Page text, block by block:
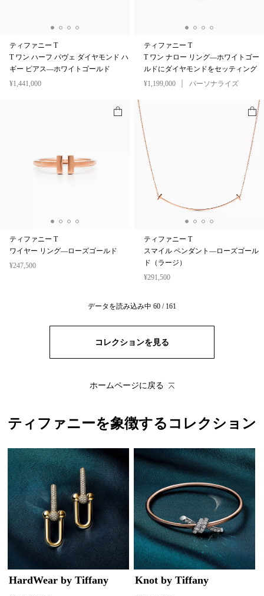
ティファニー T
T ワン ハーフ パヴェ ダイヤモンド ハ
ギー ピアス—ホワイトゴールド
¥1,441,000
ティファニー T
T ワン ナロー リング—ホワイトゴー
ルドにダイヤモンドをセッティング
¥1,199,000
パーソナライズ
ティファニー T
ワイヤー リング—ローズゴールド
¥247,500
ティファニー T
スマイル ペンダント—ローズゴール
ド（ラージ）
¥291,500
データを読み込み中 60 / 161
コレクションを見る
ホームページに戻る
ティファニーを象徴するコレクション
HardWear by Tiffany Knot by Tiffany